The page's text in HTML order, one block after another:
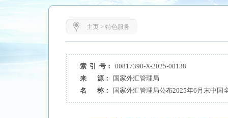
主页> 特色服务
索 引 号：
00817390-X-2025-00138
来 源：
国家外汇管理局
名 称：
国家外汇管理局公布2025年6月末中国